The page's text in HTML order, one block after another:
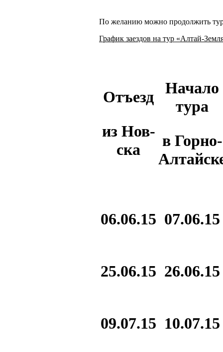
По желанию можно продолжить тур
График заездов на тур «Алтай-
Отъезд
из Нов-
ска
Начало
тура
в Горно-
06.06.15 07.06.15
25.06.15 26.06.15
09.07.15 10.07.15